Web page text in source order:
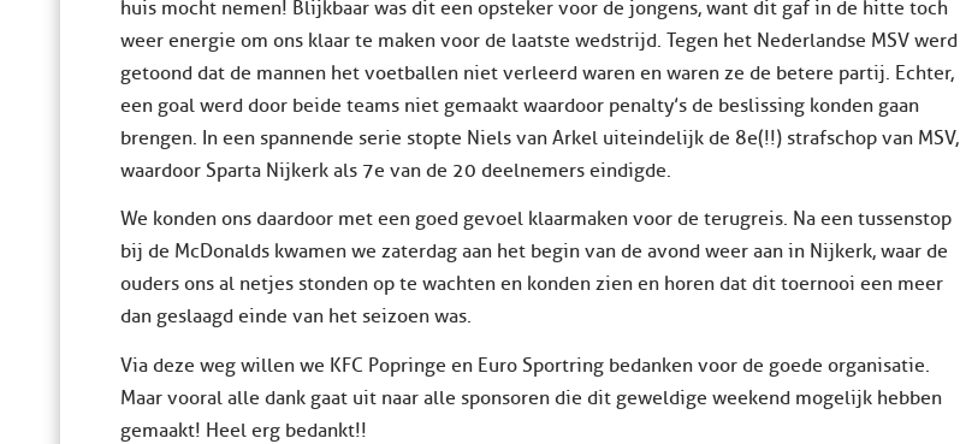
huis mocht nemen! Blijkbaar was dit een opsteker voor de jongens, want dit gaf in de hitte toch
weer energie om ons klaar te maken voor de laatste wedstrijd. Tegen het Nederlandse MSV werd
getoond dat de mannen het voetballen niet verleerd waren en waren ze de betere partij. Echter,
een goal werd door beide teams niet gemaakt waardoor penalty’s de beslissing konden gaan
brengen. In een spannende serie stopte Niels van Arkel uiteindelijk de 8e(!!) strafschop van MSV,
waardoor Sparta Nijkerk als 7e van de 20 deelnemers eindigde.
We konden ons daardoor met een goed gevoel klaarmaken voor de terugreis. Na een tussenstop
bij de McDonalds kwamen we zaterdag aan het begin van de avond weer aan in Nijkerk, waar de
ouders ons al netjes stonden op te wachten en konden zien en horen dat dit toernooi een meer
dan geslaagd einde van het seizoen was.
Via deze weg willen we KFC Popringe en Euro Sportring bedanken voor de goede organisatie.
Maar vooral alle dank gaat uit naar alle sponsoren die dit geweldige weekend mogelijk hebben
gemaakt! Heel erg bedankt!!